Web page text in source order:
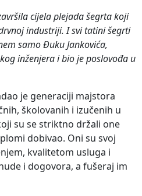
cijela plejada šegrta koji
industriji. I svi tatini šegrti
samo Đuku Jankovića,
inženjera i bio je poslovođa u
je generaciji majstora
školovanih i izučenih u
su se striktno držali one
dobivao. Oni su svoj
kvalitetom usluga i
i dogovora, a fušeraj im